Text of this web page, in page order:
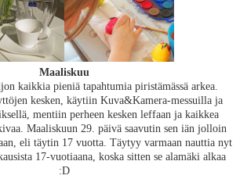
Maaliskuu
kaikkia pieniä tapahtumia piristämässä arkea.
kesken, käytiin Kuva&Kamera-messuilla ja
mentiin perheen kesken leffaan ja kaikkea
Maaliskuun 29. päivä saavutin sen iän jolloin
eli täytin 17 vuotta. Täytyy varmaan nauttia nyt
17-vuotiaana, koska sitten se alamäki alkaa
:D